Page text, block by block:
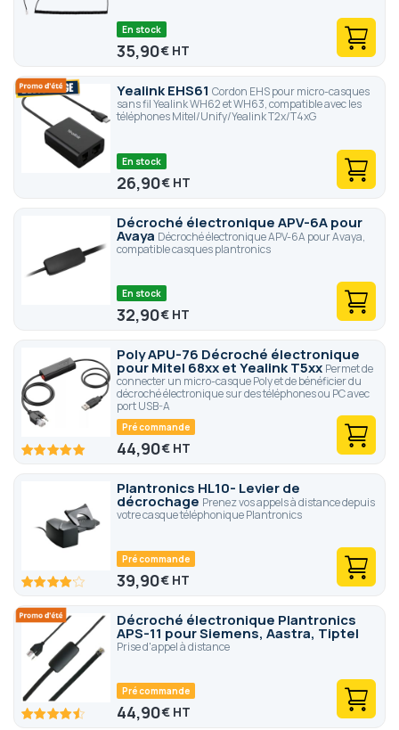
En stock
35,90€
Yealink EHS61 Cordon EHS pour micro-casques
sans fil Yealink WH62 et WH63, compatible avec les
téléphones Mitel/Unify/Yealink T2x/T4xG
En stock
26,90€
Décroché électronique APV-6A pour
Avaya Décroché électronique APV-6A pour Avaya,
compatible casques plantronics
En stock
32,90€
Poly APU-76 Décroché électronique
pour Mitel 68xx et Yealink T5xx Permet de
connecter un micro-casque Poly et de bénéficier du
décroché électronique sur des téléphones ou PC avec
port USB-A
100 100
Pré commande
44,90€
Plantronics HL10- Levier de
décrochage Prenez vos appels à distance depuis
votre casque téléphonique Plantronics
81.8 100
Pré commande
39,90€
Décroché électronique Plantronics
APS-11 pour Siemens, Aastra, Tiptel
Prise d'appel à distance
90 100
Pré commande
44,90€